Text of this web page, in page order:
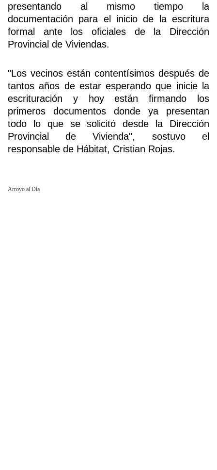
presentando al mismo tiempo la
documentación para el inicio de la escritura
formal ante los oficiales de la Dirección
Provincial de Viviendas.
"Los vecinos están contentísimos después de
tantos años de estar esperando que inicie la
escrituración y hoy están firmando los
primeros documentos donde ya presentan
todo lo que se solicitó desde la Dirección
Provincial de Vivienda", sostuvo el
responsable de Hábitat, Cristian Rojas.
Arroyo al Día
Buscador